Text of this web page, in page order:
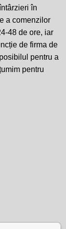
în
a comenzilor
48 de ore, iar
de firma de
pentru a
pentru